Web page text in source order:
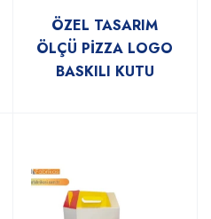
ÖZEL TASARIM
ÖLÇÜ PİZZA LOGO
BASKILI KUTU